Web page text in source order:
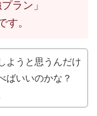
ラン」
す。
ようと思うんだけ
ばいいのかな？